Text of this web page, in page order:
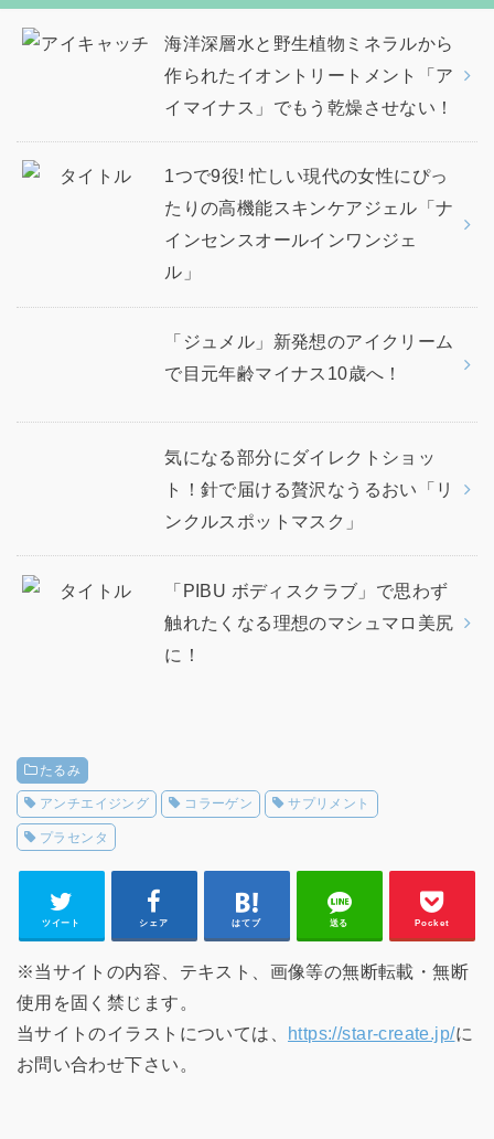
海洋深層水と野生植物ミネラルから
作られたイオントリートメント「ア
イマイナス」でもう乾燥させない！
1つで9役! 忙しい現代の女性にぴっ
たりの高機能スキンケアジェル「ナ
インセンスオールインワンジェ
ル」
「ジュメル」新発想のアイクリーム
で目元年齢マイナス10歳へ！
気になる部分にダイレクトショッ
ト！針で届ける贅沢なうるおい「リ
ンクルスポットマスク」
「PIBU ボディスクラブ」で思わず
触れたくなる理想のマシュマロ美尻
に！
たるみ
アンチエイジング コラーゲン サプリメント
プラセンタ
ツイート シェア はてブ 送る Pocket
※当サイトの内容、テキスト、画像等の無断転載・無断
使用を固く禁じます。
当サイトのイラストについては、 https://star-create.jp/に
お問い合わせ下さい。